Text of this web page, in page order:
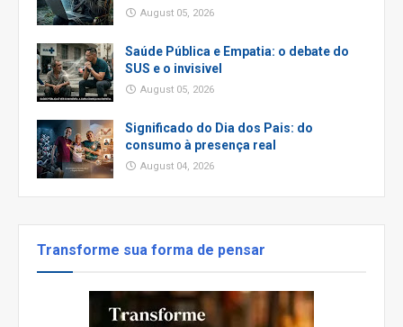
August 05, 2026
Saúde Pública e Empatia: o debate do
SUS e o invisivel
August 05, 2026
Significado do Dia dos Pais: do
consumo à presença real
August 04, 2026
Transforme sua forma de pensar